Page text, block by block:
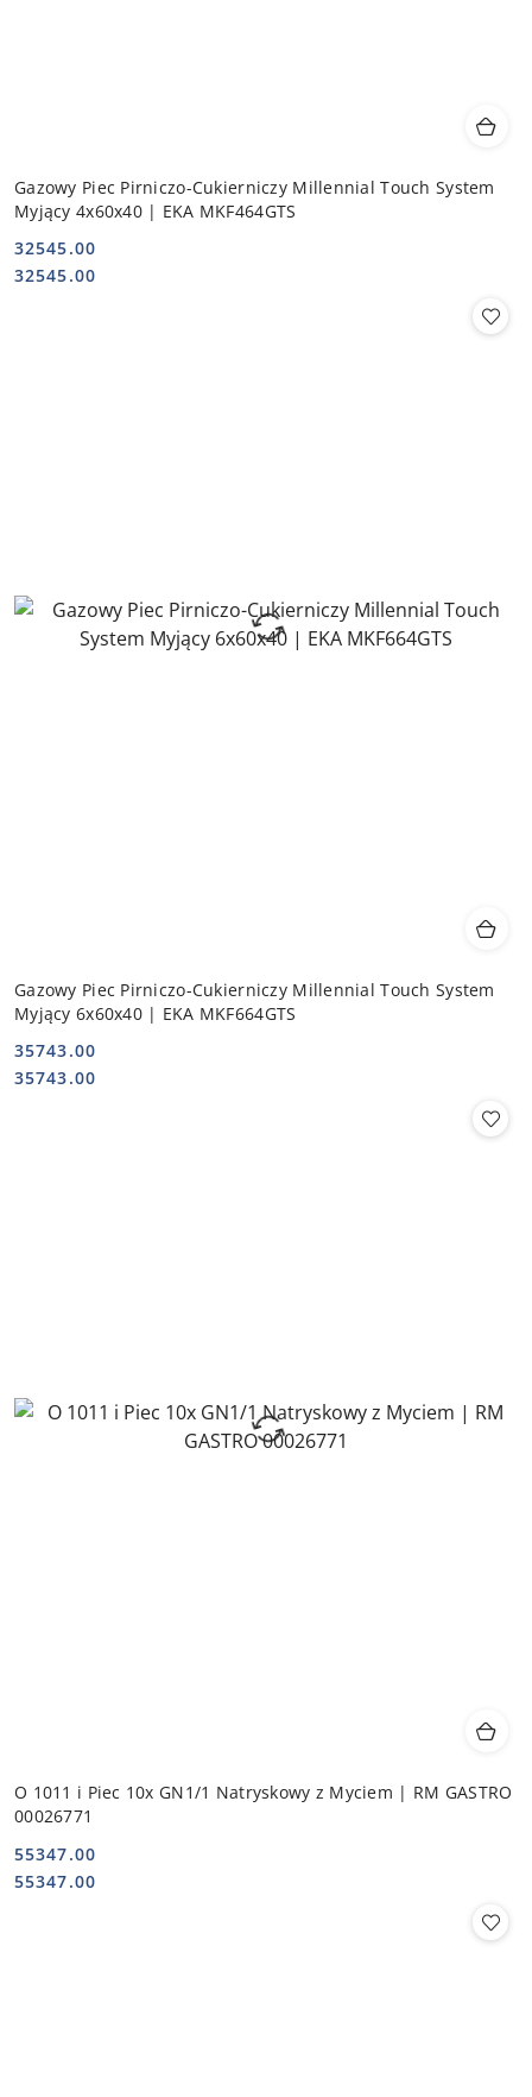
Gazowy Piec Pirniczo-Cukierniczy Millennial Touch System
Myjący 4x60x40 | EKA MKF464GTS
Cena:
32545.00
Cena:
32545.00
Gazowy Piec Pirniczo-Cukierniczy Millennial Touch System
Myjący 6x60x40 | EKA MKF664GTS
Cena:
35743.00
Cena:
35743.00
O 1011 i Piec 10x GN1/1 Natryskowy z Myciem | RM GASTRO
00026771
Cena:
55347.00
Cena:
55347.00